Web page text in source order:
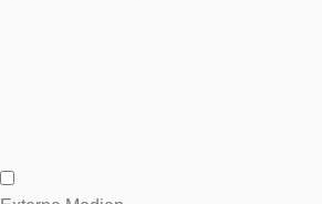
Analytische Cookies